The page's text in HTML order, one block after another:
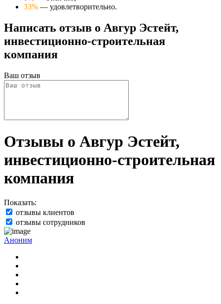
33% — удовлетворительно.
Написать отзыв о Авгур Эстейт,
инвестиционно-строительная
компания
Ваш отзыв
Отзывы о Авгур Эстейт,
инвестиционно-строительная
компания
Показать:
отзывы клиентов
отзывы сотрудников
Аноним